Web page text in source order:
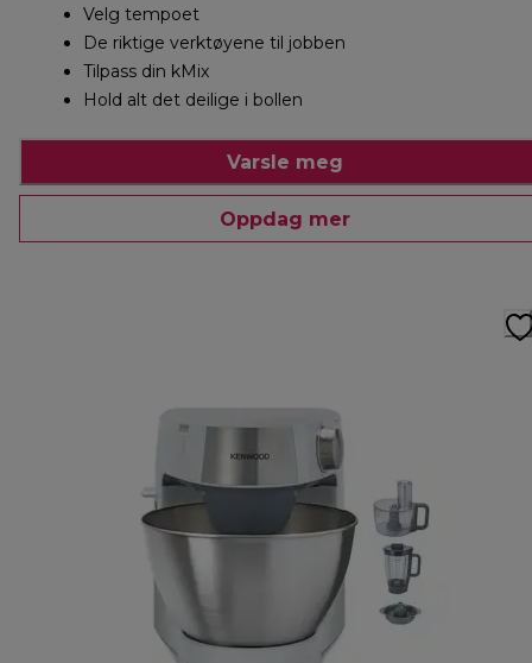
Velg tempoet
De riktige verktøyene til jobben
Tilpass din kMix
Hold alt det deilige i bollen
Varsle meg
Oppdag mer